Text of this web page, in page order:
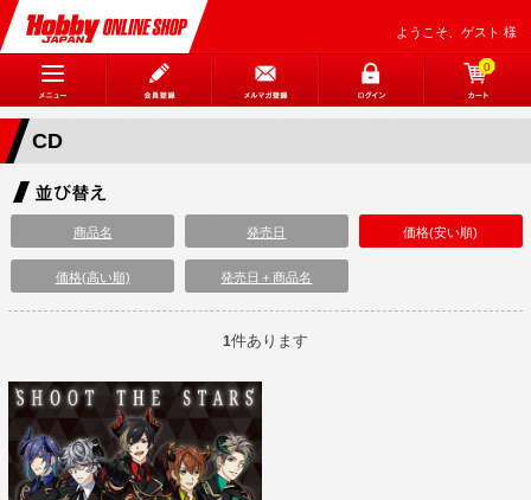
ようこそ、ゲスト 様
0
CD
商品名 発売日 価格(安い順)
価格(高い順) 発売日＋商品名
1件あります